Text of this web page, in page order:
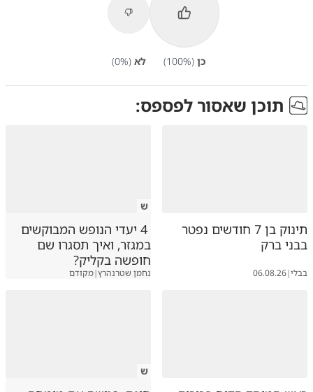
כן (
100%) לא (
0%)
תוכן שאסור לפספס:
תינוק בן 7 חודשים נפטר
בבני ברק
בבלי|
06.08.26
ש
4 יעדי הנופש המבוקשים
במגזר, ואיך תסגרו שם
חופשה בקליק?
נחמן שטרנהרץ|מקודם
ש